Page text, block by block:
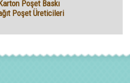
Poşet Baskı
Poşet Üreticileri